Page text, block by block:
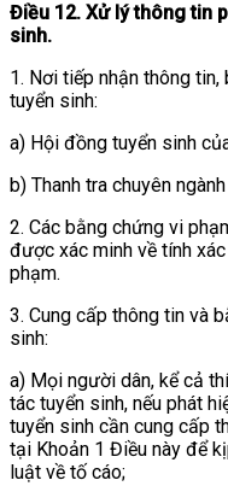
Điều 12. Xử lý thông tin
sinh.
1. Nơi tiếp nhận thông
tuyển sinh:
a) Hội đồng tuyển sinh
b) Thanh tra chuyên
2. Các bằng chứng vi
được xác minh về tính
phạm.
3. Cung cấp thông tin và
sinh:
a) Mọi người dân, kể cả
tác tuyển sinh, nếu phát
tuyển sinh cần cung cấp
tại Khoản 1 Điều này để
luật về tố cáo;